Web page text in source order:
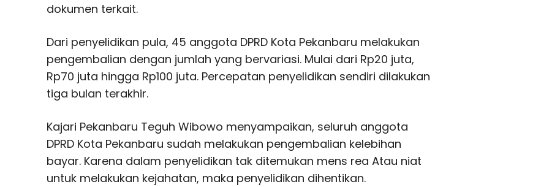
dokumen terkait.
Dari penyelidikan pula, 45 anggota DPRD Kota Pekanbaru melakukan
pengembalian dengan jumlah yang bervariasi. Mulai dari Rp20 juta,
Rp70 juta hingga Rp100 juta. Percepatan penyelidikan sendiri dilakukan
tiga bulan terakhir.
Kajari Pekanbaru Teguh Wibowo menyampaikan, seluruh anggota
DPRD Kota Pekanbaru sudah melakukan pengembalian kelebihan
bayar. Karena dalam penyelidikan tak ditemukan mens rea Atau niat
untuk melakukan kejahatan, maka penyelidikan dihentikan.